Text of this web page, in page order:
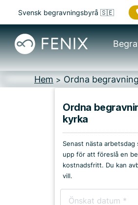
Svensk begravningsbyrå 🇸🇪
Hem > Ordna begravning
Kyrkor & kapell
Församlingshem
Ordna
kyrka
Senast nästa arbetsdag
upp för att föreslå en
kostnadsfritt. Du kan
vill.